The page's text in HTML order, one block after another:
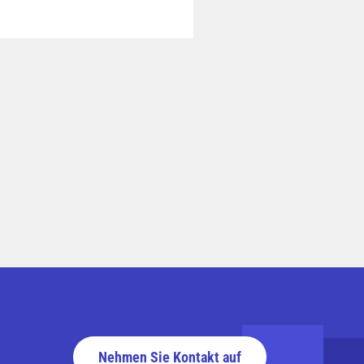
Nehmen Sie Kontakt auf